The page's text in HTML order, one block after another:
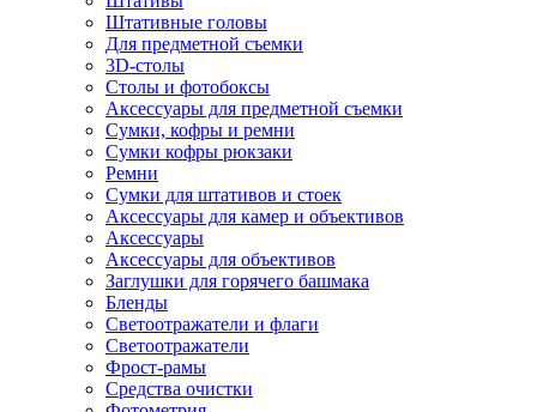
Штативные головы
Для предметной съемки
3D-столы
Столы и фотобоксы
Аксессуары для предметной съемки
Сумки, кофры и ремни
Сумки кофры рюкзаки
Ремни
Сумки для штативов и стоек
Аксессуары для камер и объективов
Аксессуары
Аксессуары для объективов
Заглушки для горячего башмака
Бленды
Светоотражатели и флаги
Светоотражатели
Фрост-рамы
Средства очистки